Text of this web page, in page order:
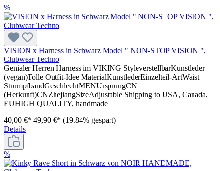
%
VISION x Harness in Schwarz Model " NON-STOP VISION ",
Clubwear Techno
Genialer Herren Harness im VIKING StyleverstellbarKunstleder
(vegan)Tolle Outfit-Idee MaterialKunstlederEinzelteil-ArtWaist
StrumpfbandGeschlechtMENUrsprungCN
(Herkunft)CNZhejiangSizeAdjustable Shipping to USA, Canada,
EUHIGH QUALITY, handmade
40,00 €* 49,90 €* (19.84% gespart)
Details
%